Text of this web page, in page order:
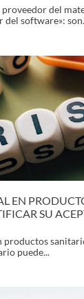
del
del software»:
EN
SU
productos
puede...